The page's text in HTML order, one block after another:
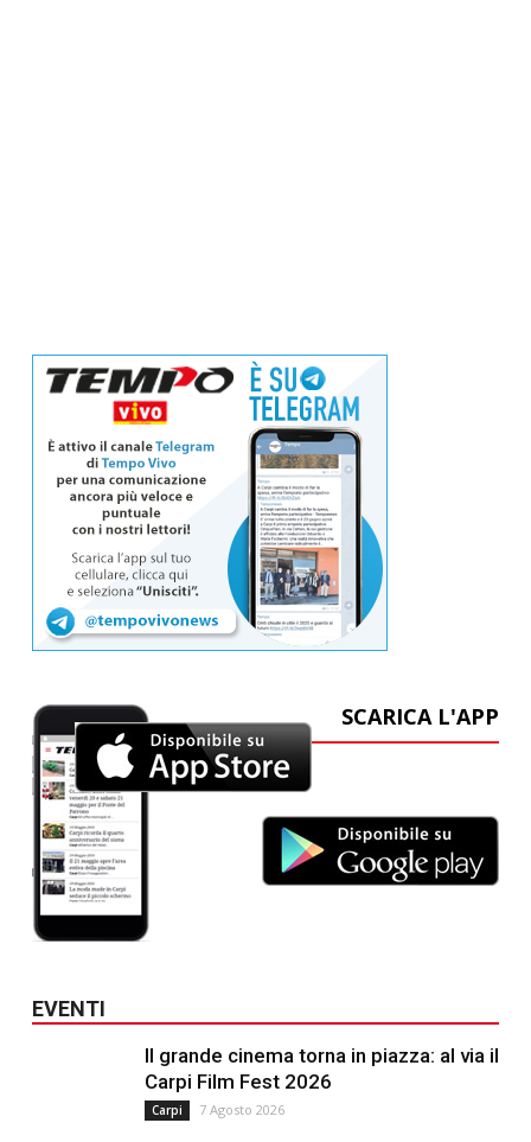
SCARICA L'APP
EVENTI
Il grande cinema torna in piazza: al via il
Carpi Film Fest 2026
Carpi 7 Agosto 2026